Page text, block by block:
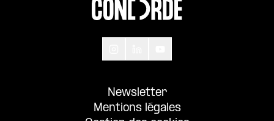
Newsletter
Mentions légales